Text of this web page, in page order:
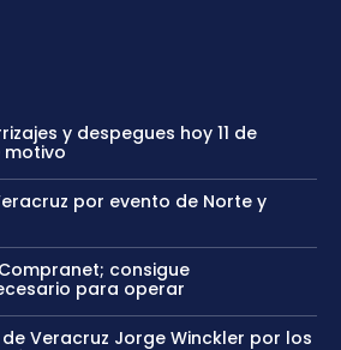
y despegues hoy 11 de
motivo
por evento de Norte y
consigue
para operar
Veracruz Jorge Winckler por los